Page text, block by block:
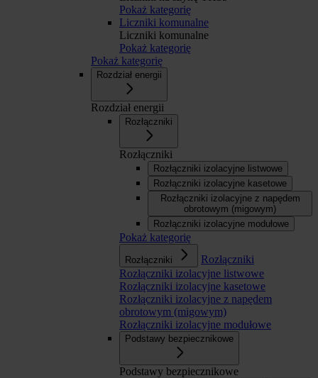
Pokaż kategorię
Liczniki komunalne
Liczniki komunalne
Pokaż kategorię
Pokaż kategorię
Rozdział energii
Rozdział energii
Rozłączniki
Rozłączniki
Rozłączniki izolacyjne listwowe
Rozłączniki izolacyjne kasetowe
Rozłączniki izolacyjne z napędem
obrotowym (migowym)
Rozłączniki izolacyjne modułowe
Pokaż kategorię
Rozłączniki
Rozłączniki
Rozłączniki izolacyjne listwowe
Rozłączniki izolacyjne kasetowe
Rozłączniki izolacyjne z napędem
obrotowym (migowym)
Rozłączniki izolacyjne modułowe
Podstawy bezpiecznikowe
Podstawy bezpiecznikowe